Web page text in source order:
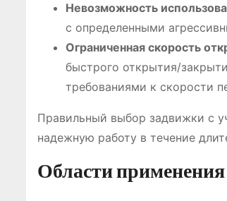
Невозможность
с определенными
Ограниченная скорость
быстрого открытия/
требованиями к скорости
Правильный выбор задвижки с
надежную работу в течение
Области применения